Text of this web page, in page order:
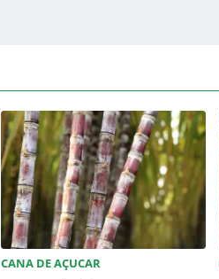
CANA DE AÇUCAR